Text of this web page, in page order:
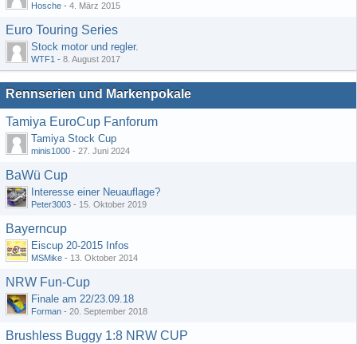
Hosche - 4. März 2015
Euro Touring Series
Stock motor und regler.
WTF1 - 8. August 2017
Rennserien und Markenpokale
Tamiya EuroCup Fanforum
Tamiya Stock Cup
minis1000 - 27. Juni 2024
BaWü Cup
Interesse einer Neuauflage?
Peter3003 - 15. Oktober 2019
Bayerncup
Eiscup 20-2015 Infos
MSMike - 13. Oktober 2014
NRW Fun-Cup
Finale am 22/23.09.18
Forman - 20. September 2018
Brushless Buggy 1:8 NRW CUP